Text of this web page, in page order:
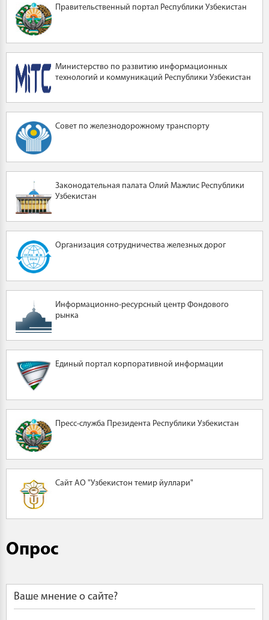
Правительственный портал Республики Узбекистан
Министерство по развитию информационных
технологий и коммуникаций Республики Узбекистан
Совет по железнодорожному транспорту
Законодательная палата Олий Мажлис Республики
Узбекистан
Организация сотрудничества железных дорог
Информационно-ресурсный центр Фондового
рынка
Единый портал корпоративной информации
Пресс-служба Президента Республики Узбекистан
Сайт АО "Узбекистон темир йуллари"
Опрос
Ваше мнение о сайте?